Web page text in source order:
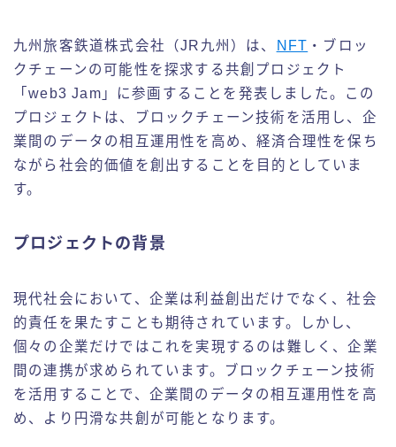
九州旅客鉄道株式会社（JR九州）は、 NFT ・ブロッ
クチェーンの可能性を探求する共創プロジェクト
「web3 Jam」に参画することを発表しました。この
プロジェクトは、ブロックチェーン技術を活用し、企
業間のデータの相互運用性を高め、経済合理性を保ち
ながら社会的価値を創出することを目的としていま
す。
プロジェクトの背景
現代社会において、企業は利益創出だけでなく、社会
的責任を果たすことも期待されています。しかし、
個々の企業だけではこれを実現するのは難しく、企業
間の連携が求められています。ブロックチェーン技術
を活用することで、企業間のデータの相互運用性を高
め、より円滑な共創が可能となります。